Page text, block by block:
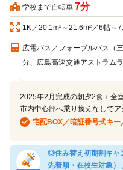
学校まで自転車 7分
1K／20.1m²～21.6m²／6帖～
広電バス／フォーブルバス（
分、広島高速交通アストラム
2025年2月完成の朝夕2食＋全
市内中心部へ乗り換えなしで
宅配BOX／暗証番号式キー
◎住み替え初期割キャ
先着順・在校生対象）